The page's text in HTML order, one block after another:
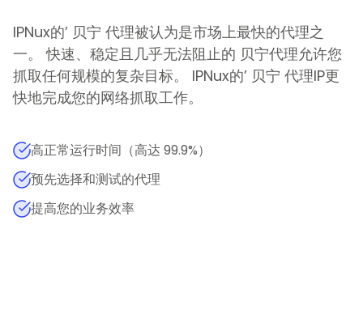
IPNux的’ 贝宁 代理被认为是市场上最快的代理之
一。 快速、稳定且几乎无法阻止的 贝宁代理允许您
抓取任何规模的复杂目标。
IPNux的’ 贝宁 代理IP更
快地完成您的网络抓取工作。
高正常运行时间（高达 99.9%）
预先选择和测试的代理
提高您的业务效率